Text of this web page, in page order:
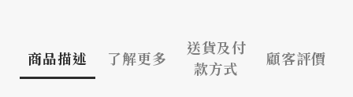
商品描述 了解更多
送貨及付
款方式
顧客評價